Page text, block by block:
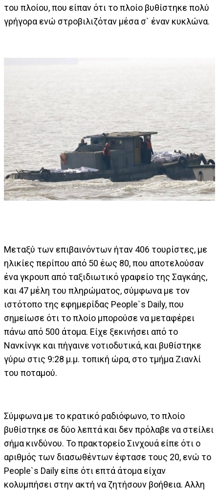
του πλοίου, που είπαν ότι το πλοίο βυθίστηκε πολύ
γρήγορα ενώ στροβιλιζόταν μέσα σ` έναν κυκλώνα.
Μεταξύ των επιβαινόντων ήταν 406 τουρίστες, με
ηλικίες περίπου από 50 έως 80, που αποτελούσαν
ένα γκρουπ από ταξιδιωτικό γραφείο της Σαγκάης,
και 47 μέλη του πληρώματος, σύμφωνα με τον
ιστότοπο της εφημερίδας People`s Daily, που
σημείωσε ότι το πλοίο μπορούσε να μεταφέρει
πάνω από 500 άτομα. Είχε ξεκινήσει από το
Νανκίνγκ και πήγαινε νοτιοδυτικά, και βυθίστηκε
γύρω στις 9:28 μ.μ. τοπική ώρα, στο τμήμα Ζιανλί
του ποταμού.
Σύμφωνα με το κρατικό ραδιόφωνο, το πλοίο
βυθίστηκε σε δύο λεπτά και δεν πρόλαβε να στείλει
σήμα κινδύνου. Το πρακτορείο Σινχουά είπε ότι ο
αριθμός των διασωθέντων έφτασε τους 20, ενώ το
People`s Daily είπε ότι επτά άτομα είχαν
κολυμπήσει στην ακτή να ζητήσουν βοήθεια. Αλλη